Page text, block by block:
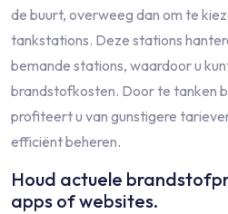
de buurt, overweeg dan om te
tankstations. Deze stations
bemande stations, waardoor u
brandstofkosten. Door te tanken
profiteert u van gunstigere
efficiënt beheren.
Houd actuele
apps of websites.